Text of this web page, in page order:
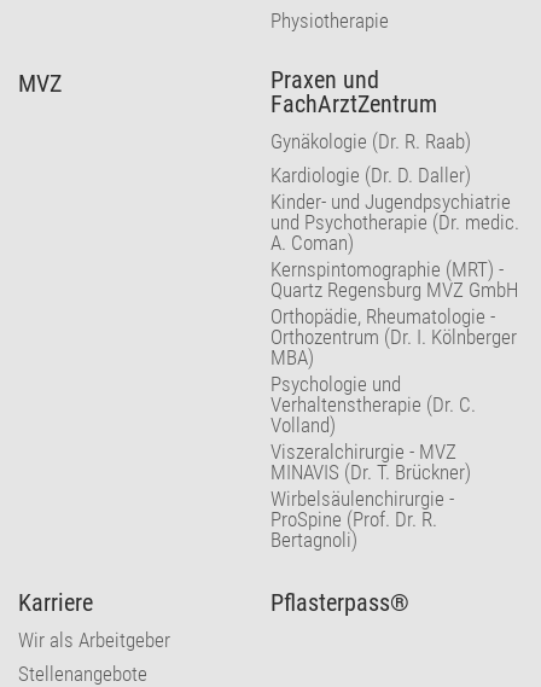
Physiotherapie
MVZ
Praxen und
FachArztZentrum
Gynäkologie (Dr. R. Raab)
Kardiologie (Dr. D. Daller)
Kinder- und Jugendpsychiatrie
und Psychotherapie (Dr. medic.
A. Coman)
Kernspintomographie (MRT) -
Quartz Regensburg MVZ GmbH
Orthopädie, Rheumatologie -
Orthozentrum (Dr. I. Kölnberger
MBA)
Psychologie und
Verhaltenstherapie (Dr. C.
Volland)
Viszeralchirurgie - MVZ
MINAVIS (Dr. T. Brückner)
Wirbelsäulenchirurgie -
ProSpine (Prof. Dr. R.
Bertagnoli)
Karriere
Wir als Arbeitgeber
Stellenangebote
Pflasterpass®